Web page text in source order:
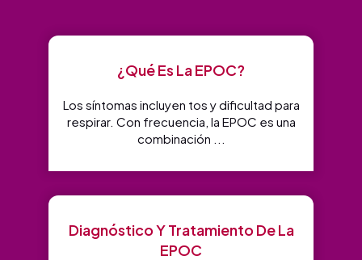
¿Qué Es La EPOC?
Los síntomas incluyen tos y dificultad para
respirar. Con frecuencia, la EPOC es una
combinación ...
Diagnóstico Y Tratamiento De La
EPOC